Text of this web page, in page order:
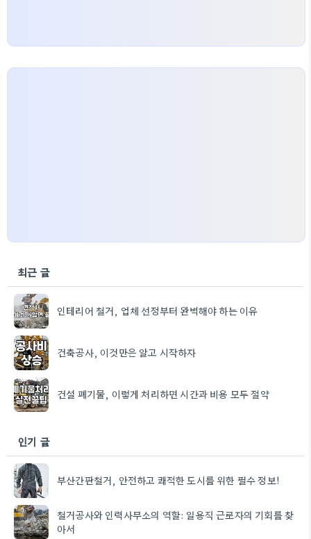
최근 글
인테리어 철거, 업체 선정부터 완벽해야 하는 이유
건축공사, 이것만은 알고 시작하자
건설 폐기물, 이렇게 처리하면 시간과 비용 모두 절약
인기 글
부산간판철거, 안전하고 쾌적한 도시를 위한 필수 정보!
철거공사와 인력사무소의 역할: 일용직 근로자의 기회를 찾
아서